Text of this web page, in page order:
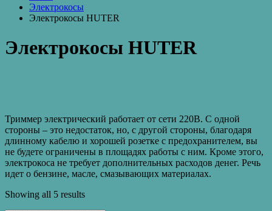
Электрокосы
Электрокосы HUTER
Электрокосы HUTER
Триммер электрический работает от сети 220В. С одной
стороны – это недостаток, но, с другой стороны, благодаря
длинному кабелю и хорошей розетке с предохранителем, вы
не будете ограничены в площадях работы с ним. Кроме этого,
электрокоса не требует дополнительных расходов денег. Речь
идет о бензине, масле, смазывающих материалах.
Showing all 5 results